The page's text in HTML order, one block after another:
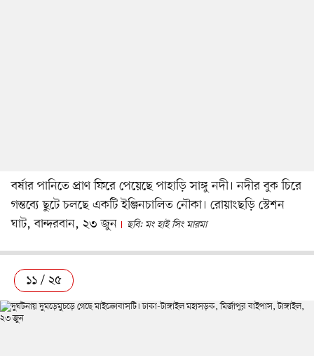
বর্ষার পানিতে প্রাণ ফিরে পেয়েছে পাহাড়ি সাঙ্গু নদী। নদীর বুক চিরে
গন্তব্যে ছুটে চলছে একটি ইঞ্জিনচালিত নৌকা। রোয়াংছড়ি স্টেশন
ঘাট, বান্দরবান, ২৩ জুন
ছবি: মং হাই সিং মারমা
১১ / ২৫